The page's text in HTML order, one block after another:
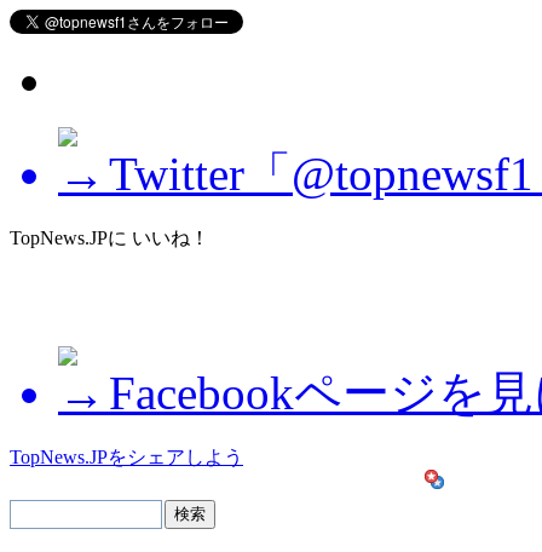
Twitter「
TopNews.JPに いいね！
Facebookページを
TopNews.JPをシェアしよう